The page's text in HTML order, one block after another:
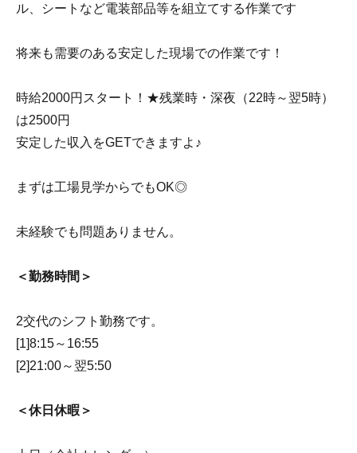
ル、シートなど電装部品等を組立てする作業です
将来も需要のある安定した現場での作業です！
時給2000円スタート！★残業時・深夜（22時～翌5時）
は2500円
安定した収入をGETできますよ♪
まずは工場見学からでもOK◎
未経験でも問題ありません。
＜勤務時間＞
2交代のシフト勤務です。
[1]8:15～16:55
[2]21:00～翌5:50
＜休日休暇＞